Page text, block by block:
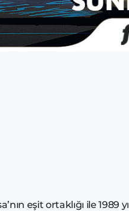
eşit ortaklığı ile 1989